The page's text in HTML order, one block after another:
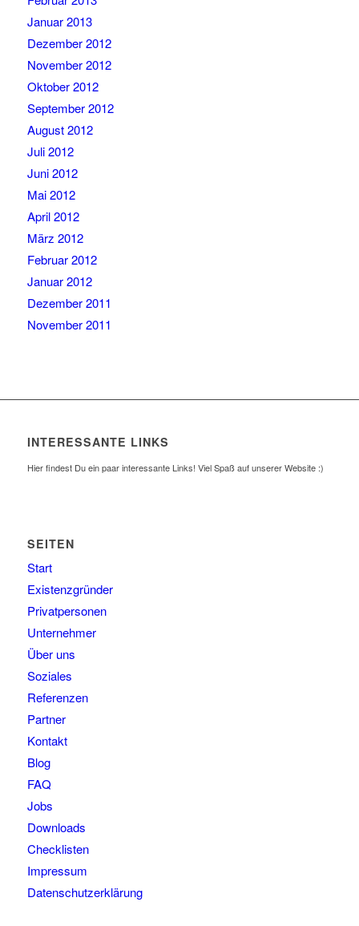
Januar 2013
Dezember 2012
November 2012
Oktober 2012
September 2012
August 2012
Juli 2012
Juni 2012
Mai 2012
April 2012
März 2012
Februar 2012
Januar 2012
Dezember 2011
November 2011
INTERESSANTE LINKS
Hier findest Du ein paar interessante Links! Viel Spaß auf unserer Website :)
SEITEN
Start
Existenzgründer
Privatpersonen
Unternehmer
Über uns
Soziales
Referenzen
Partner
Kontakt
Blog
FAQ
Jobs
Downloads
Checklisten
Impressum
Datenschutzerklärung